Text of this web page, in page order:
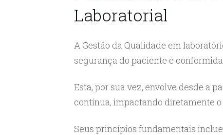
Laboratorial
A Gestão da Qualidade em
segurança do paciente e
Esta, por sua vez, envolve desde a
contínua, impactando diretamente
Seus princípios fundamentais